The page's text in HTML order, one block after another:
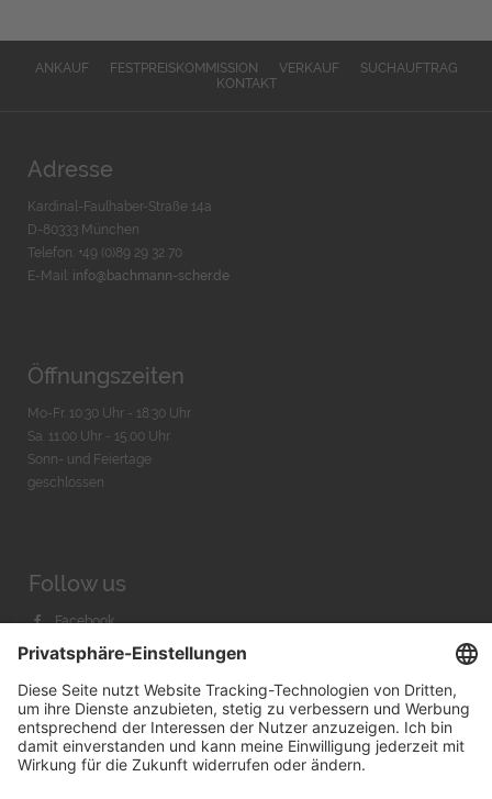
ANKAUF FESTPREISKOMMISSION VERKAUF
SUCHAUFTRAG
KONTAKT
Adresse
Kardinal-Faulhaber-Straße 14a
D-80333 München
Telefon: +49 (0)89 29 32 70
E-Mail: info@bachmann-scher.de
Öffnungszeiten
Mo-Fr. 10:30 Uhr - 18:30 Uhr
Sa. 11:00 Uhr - 15.00 Uhr
Sonn- und Feiertage
geschlossen
Follow us
Facebook
Instagram
Youtube